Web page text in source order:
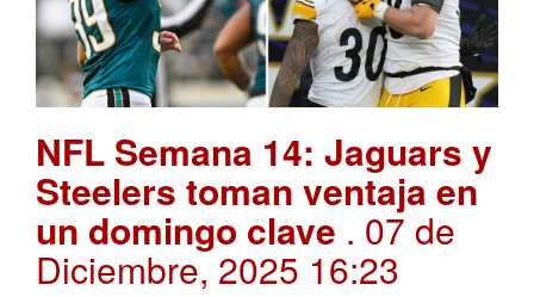
NFL Semana 14: Jaguars y
Steelers toman ventaja en
un domingo clave . 07 de
Diciembre, 2025 16:23